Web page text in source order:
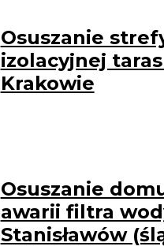
Osuszanie
izolacyjnej
Krakowie
Osuszanie
awarii filtra
Stanisławów